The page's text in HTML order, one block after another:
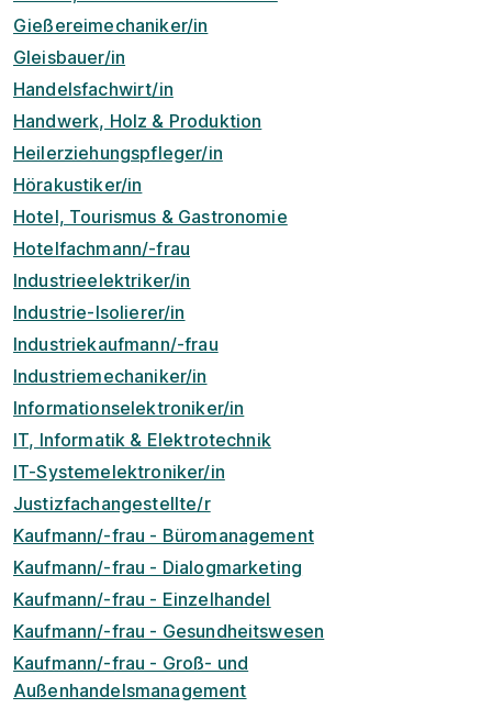
Gießereimechaniker/in
Gleisbauer/in
Handelsfachwirt/in
Handwerk, Holz & Produktion
Heilerziehungspfleger/in
Hörakustiker/in
Hotel, Tourismus & Gastronomie
Hotelfachmann/-frau
Industrieelektriker/in
Industrie-Isolierer/in
Industriekaufmann/-frau
Industriemechaniker/in
Informationselektroniker/in
IT, Informatik & Elektrotechnik
IT-Systemelektroniker/in
Justizfachangestellte/r
Kaufmann/-frau - Büromanagement
Kaufmann/-frau - Dialogmarketing
Kaufmann/-frau - Einzelhandel
Kaufmann/-frau - Gesundheitswesen
Kaufmann/-frau - Groß- und
Außenhandelsmanagement